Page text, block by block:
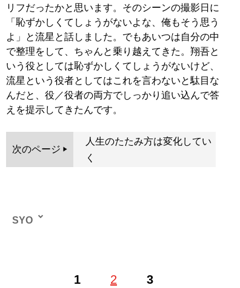
リフだったかと思います。そのシーンの撮影日に
「恥ずかしくてしょうがないよな、俺もそう思う
よ」と流星と話しました。でもあいつは自分の中
で整理をして、ちゃんと乗り越えてきた。翔吾と
いう役としては恥ずかしくてしょうがないけど、
流星という役者としてはこれを言わないと駄目な
んだと、役／役者の両方でしっかり追い込んで答
えを提示してきたんです。
次のページ
人生のたたみ方は変化してい
く
1 2 3
SYO
ラマ、本、音楽などの取材やコラム執筆、イベントMC